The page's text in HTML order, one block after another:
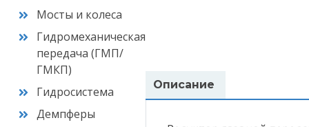
Мосты и колеса
Гидромеханическая
передача (ГМП/
ГМКП)
Гидросистема
Демпферы
Описание